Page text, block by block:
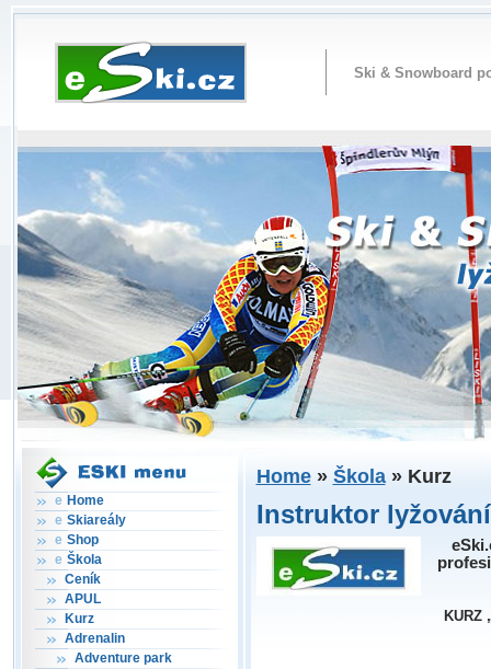
Ski & Snowboard
e Home
e Skiareály
e Shop
e Škola
Ceník
APUL
Kurz
Adrenalin
Adventure park
Home» Škola» Kurz
Instruktor lyžování
KURZ